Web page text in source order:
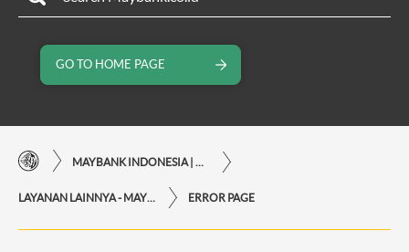
GO TO HOME PAGE
ERROR PAGE